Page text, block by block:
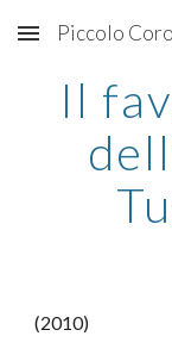
Skip to main
Piccolo
Il
(2010)